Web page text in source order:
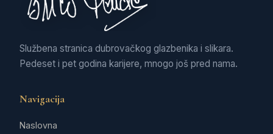
Službena stranica dubrovačkog glazbenika i slikara.
Pedeset i pet godina karijere, mnogo još pred nama.
Navigacija
Naslovna